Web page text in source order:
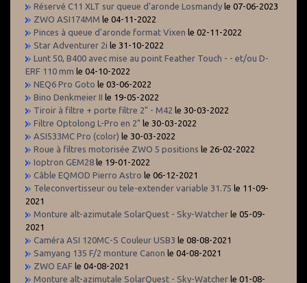
Réservé C11 XLT sur queue d'aronde Losmandy le 07-06-2023
ZWO ASI174MM le 04-11-2022
Pinces à queue d'aronde format Vixen le 02-11-2022
Star Adventurer 2i le 31-10-2022
Lunt 50, B400 avec mise au point Feather Touch - - et/ou D-
ERF 110 mm le 04-10-2022
NEQ6 Pro Goto le 03-06-2022
Bino Denkmeier II le 19-05-2022
Tiroir à filtre + porte filtre 2" - M42 le 30-03-2022
Filtre Optolong L-Pro en 2" le 30-03-2022
ASI533MC Pro (color) le 30-03-2022
Roue à filtres motorisée ZWO 5 positions le 26-02-2022
Ioptron GEM28 le 19-01-2022
Câble EQMOD Pierro Astro le 06-12-2021
Teleconvertisseur ou tele-extender variable 31.75 le 11-09-
2021
Monture alt-azimutale SolarQuest - Sky-Watcher le 05-09-
2021
Caméra ASI 120MC-S Couleur USB3 le 08-08-2021
Samyang 135 F/2 monture Canon le 04-08-2021
ZWO EAF le 04-08-2021
Monture alt-azimutale SolarQuest - Sky-Watcher le 01-08-